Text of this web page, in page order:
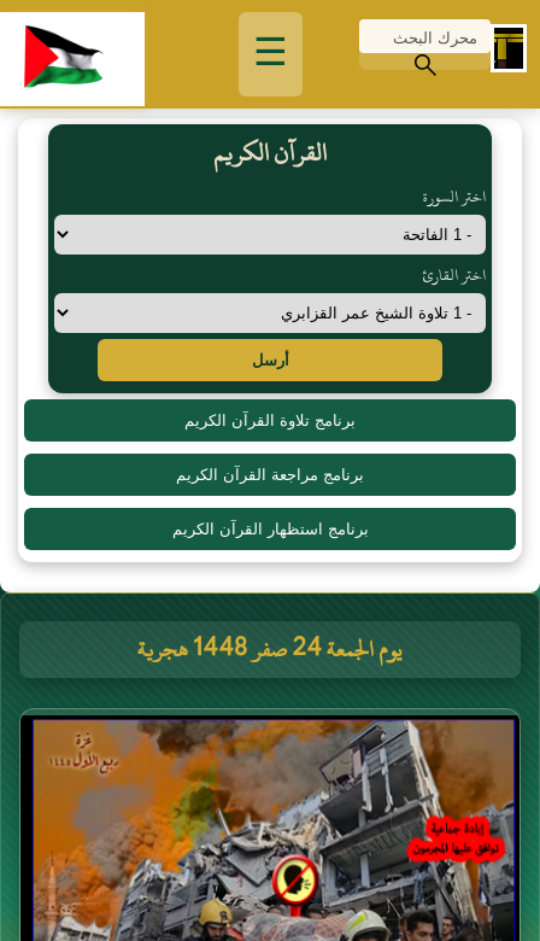
☰
القرآن الكريم
اختر السورة
اختر القارئ
أرسل
برنامج تلاوة القرآن الكريم
برنامج مراجعة القرآن الكريم
برنامج استظهار القرآن الكريم
يوم الجمعة 24 صفر 1448 هجرية